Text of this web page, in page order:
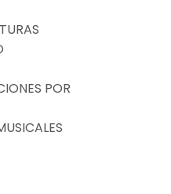
POR